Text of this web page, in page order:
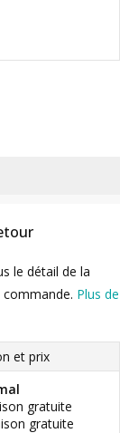
le détail de la
Plus de
et prix
gratuite
gratuite